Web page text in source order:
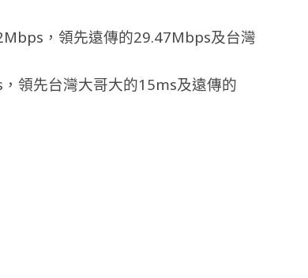
，領先遠傳的29.47Mbps及台灣
領先台灣大哥大的15ms及遠傳的